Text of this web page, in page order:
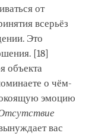
от
всерьёз
Это
[18]
объекта
о чём-
эмоцию
вас